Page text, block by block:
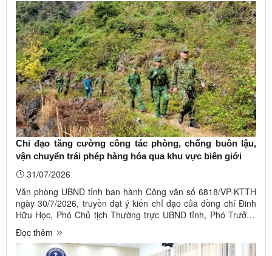
Chỉ đạo tăng cường công tác phòng, chống buôn lậu,
vận chuyển trái phép hàng hóa qua khu vực biên giới
31/07/2026
Văn phòng UBND tỉnh ban hành Công văn số 6818/VP-KTTH
ngày 30/7/2026, truyền đạt ý kiến chỉ đạo của đồng chí Đinh
Hữu Học, Phó Chủ tịch Thường trực UBND tỉnh, Phó Trưởng
ban Thường trực Ban Chỉ đạo 389 tỉnh chỉ đạo tăng cường
công tác phòng, chống buôn lậu, vận chuyển trái phép hàng
hóa qua khu vực ...
Đọc thêm